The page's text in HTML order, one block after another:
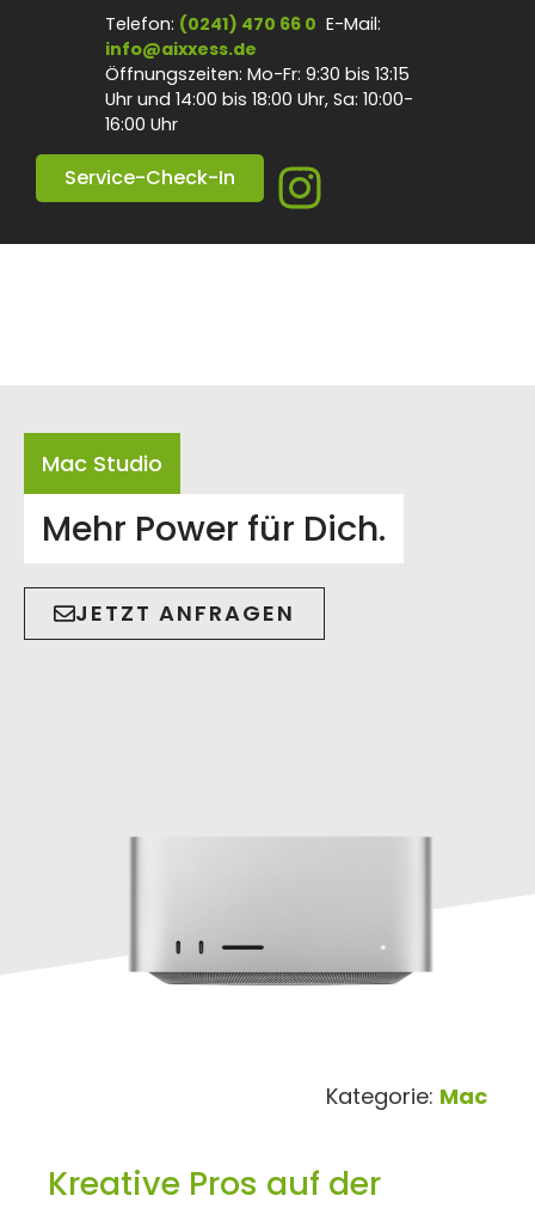
Telefon: (0241) 470 66 0 E-Mail:
info@aixxess.de
Öffnungszeiten: Mo-Fr: 9:30 bis 13:15
Uhr und 14:00 bis 18:00 Uhr, Sa: 10:00-
16:00 Uhr
Service-Check-In
Mac Studio
Mehr Power für Dich.
JETZT ANFRAGEN
Kategorie: Mac
Kreative Pros auf der